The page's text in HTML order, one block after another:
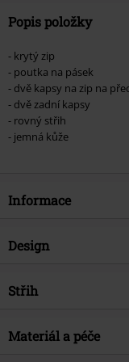
Popis položky
- krytý zip
- poutka na pásek
- dvě kapsy na zip na
- dvě zadní kapsy
- rovný střih
- jemná kůže
Informace
Zboží č.
Brand
Datum vydání
Design
Typ výrobku
Způsob zapínání
Střih
Forma střihu - kalhot
Materiál a péče